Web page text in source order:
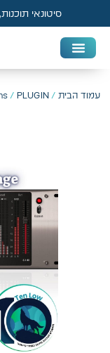
סיטונאי
עמוד הבית /
/ PLUGIN - פלאגינים/ VST